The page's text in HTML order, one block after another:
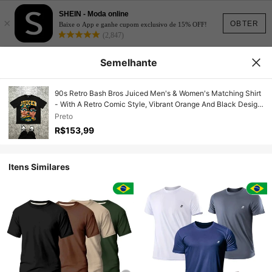
OBTER
×
SHEIN - Moda online
Baixe o App e ganhe cupom exclusivo de 15% OFF!
(2,847)
Semelhante
90s Retro Bash Bros Juiced Men's & Women's Matching Shirt
- With A Retro Comic Style, Vibrant Orange And Black Design,
It Features A Comfortable Regular Fit And Is Suitable For Both
Men And Women For All-Season Casual Wear, A Retro T-Shirt.
Preto
R$153,99
Itens Similares